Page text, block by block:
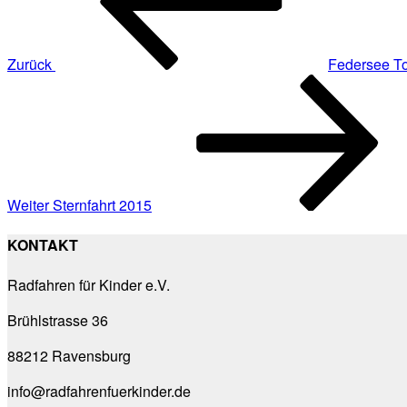
Zurück
Federsee
WeiterSternfahrt 2015
KONTAKT
Radfahren für Kinder e.V.
Brühlstrasse 36
88212 Ravensburg
info@radfahrenfuerkinder.de